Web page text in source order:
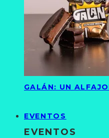
GALÁN: UN
EVENTOS
EVENTOS